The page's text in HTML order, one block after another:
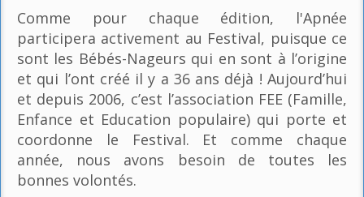
Comme pour chaque édition, l'Apnée
participera activement au Festival, puisque ce
sont les Bébés-Nageurs qui en sont à l’origine
et qui l’ont créé il y a 36 ans déjà ! Aujourd’hui
et depuis 2006, c’est l’association FEE (Famille,
Enfance et Education populaire) qui porte et
coordonne le Festival. Et comme chaque
année, nous avons besoin de toutes les
bonnes volontés.